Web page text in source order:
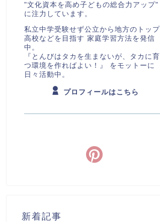
"文化資本を高め子どもの総合力アップ"
に注力しています。
私立中学受験せず公立から地方のトップ
高校などを目指す 家庭学習方法を発信
中。
『とんびはタカを生まないが、タカに育
つ環境を作ればよい！』 をモットーに
日々活動中。
プロフィールはこちら
新着記事